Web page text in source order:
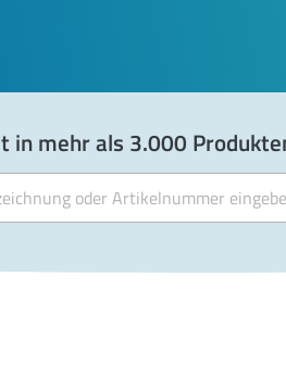
in mehr als 3.000